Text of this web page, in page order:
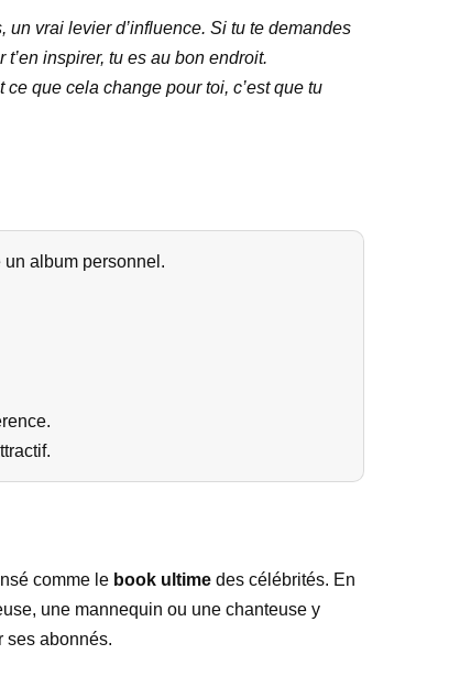
un vrai levier d’influence. Si tu te demandes
inspirer, tu es au bon endroit.
que cela change pour toi, c’est que tu
un album personnel.
comme le book ultime des célébrités. En
une mannequin ou une chanteuse y
ses abonnés.